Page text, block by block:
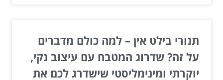
תנורי בילט אין – למה כולם מדברים
על זה? שדרוג המטבח עם עיצוב נקי,
יוקרתי ומינימליסטי שישדרג לכם את